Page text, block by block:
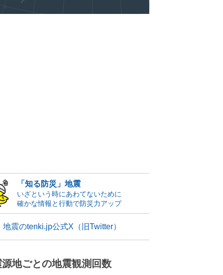
「知る防災」地震
いざという時にあわてないために
確かな情報と行動で防災力アップ
地震のtenki.jp公式X（旧Twitter）
源地ごとの地震観測回数